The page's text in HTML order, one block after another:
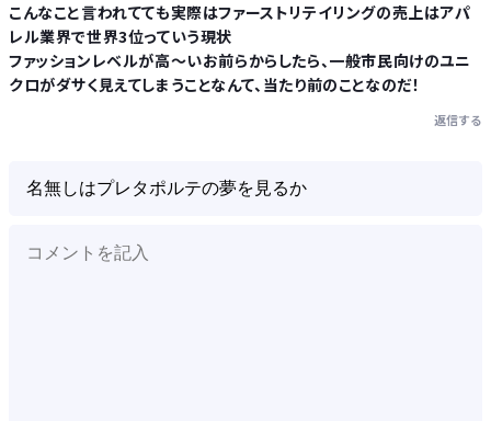
こんなこと言われてても実際はファーストリテイリングの売上はアパ
レル業界で世界3位っていう現状
ファッションレベルが高〜いお前らからしたら、一般市民向けのユニ
クロがダサく見えてしまうことなんて、当たり前のことなのだ！
返信する